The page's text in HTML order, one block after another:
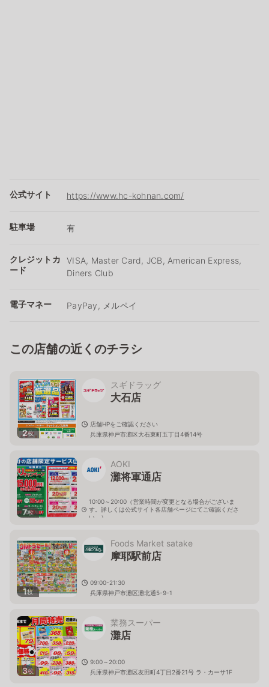
公式サイト https://www.hc-kohnan.com/
駐車場 有
クレジットカ
ード
VISA, Master Card, JCB, American Express,
Diners Club
電子マネー PayPay, メルペイ
この店舗の近くのチラシ
2枚
スギドラッグ
大石店
店舗HPをご確認ください
兵庫県神戸市灘区大石東町五丁目4番14号
7枚
AOKI
灘将軍通店
10:00～20:00（営業時間が変更となる場合がございま
す。詳しくは公式サイト各店舗ページにてご確認くださ
い。）
1枚
Foods Market satake
摩耶駅前店
09:00-21:30
兵庫県神戸市灘区灘北通5-9-1
3枚
業務スーパー
灘店
9:00～20:00
兵庫県神戸市灘区友田町4丁目2番21号 ラ・カーサ1F